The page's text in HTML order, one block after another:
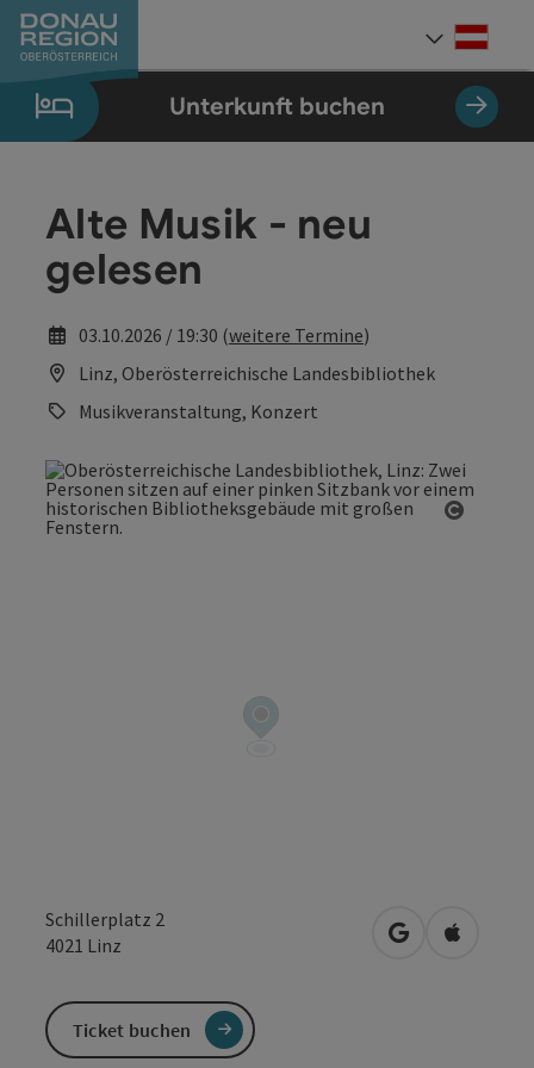
Zum Inhalt
Zur Navigation
Zum Seitenanfang
Zur Kontaktseite
Zum Impressum
Zur Startseite
Unterkunft buchen
Alte Musik - neu
gelesen
03.10.2026 / 19:30 (weitere Termine)
Linz, Oberösterreichische Landesbibliothek
Musikveranstaltung, Konzert
Schillerplatz 2
4021 Linz in Googlein Apple
Ticket buchen